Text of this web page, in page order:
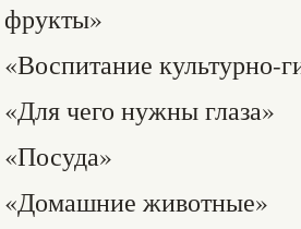
фрукты»
культурно-
чего нужны глаза»
«Домашние животные»